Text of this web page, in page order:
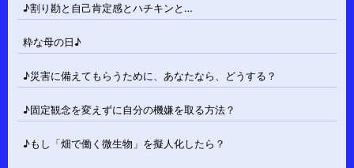
♪割り勘と自己肯定感とハチキンと…
粋な母の日♪
♪災害に備えてもらうために、あなたなら、どうする？
♪固定観念を変えずに自分の機嫌を取る方法？
♪もし「畑で働く微生物」を擬人化したら？